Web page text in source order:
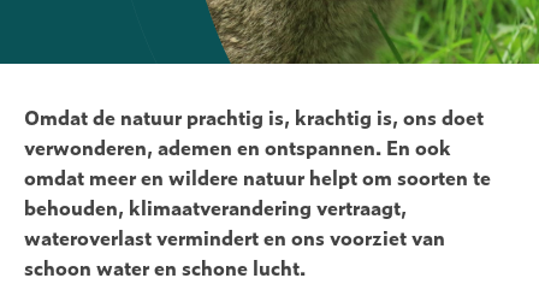
Omdat de natuur prachtig is, krachtig is, ons doet
verwonderen, ademen en ontspannen. En ook
omdat meer en wildere natuur helpt om soorten te
behouden, klimaatverandering vertraagt,
wateroverlast vermindert en ons voorziet van
schoon water en schone lucht.